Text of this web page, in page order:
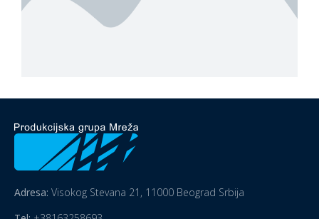
Adresa: Visokog Stevana 21, 11000 Beograd Srbija